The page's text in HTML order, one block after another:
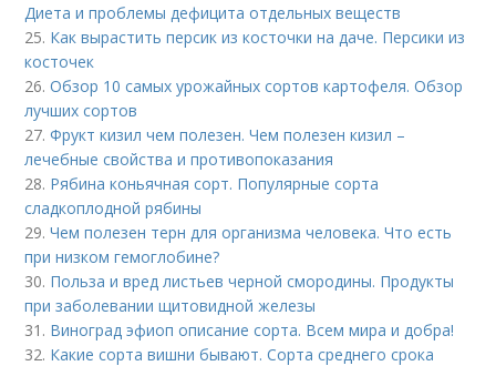
Диета и проблемы дефицита отдельных веществ
25. Как вырастить персик из косточки на даче. Персики из
косточек
26.Обзор 10 самых урожайных сортов картофеля. Обзор
лучших сортов
27.Фрукт кизил чем полезен. Чем полезен кизил –
лечебные свойства и противопоказания
28. Рябина коньячная сорт. Популярные сорта
сладкоплодной рябины
29.Чем полезен терн для организма человека. Что есть
при низком гемоглобине?
30. Польза и вред листьев черной смородины. Продукты
при заболевании щитовидной железы
31. Виноград эфиоп описание сорта. Всем мира и добра!
32. Какие сорта вишни бывают. Сорта среднего срока